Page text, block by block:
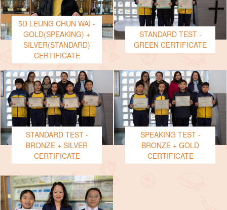
5D LEUNG CHUN WAI -
GOLD(SPEAKING) +
SILVER(STANDARD)
CERTIFICATE
STANDARD TEST -
GREEN CERTIFICATE
STANDARD TEST -
BRONZE + SILVER
CERTIFICATE
SPEAKING TEST -
BRONZE + GOLD
CERTIFICATE